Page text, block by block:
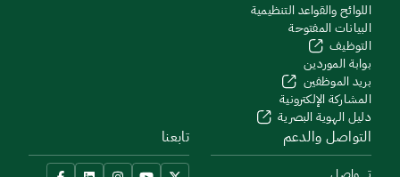
اللوائح والقواعد التنظيمية
البيانات المفتوحة
التوظيف
بوابة الموردين
بريد الموظفين
المشاركة الإلكترونية
دليل الهوية البصرية
التواصل والدعم تابعنا